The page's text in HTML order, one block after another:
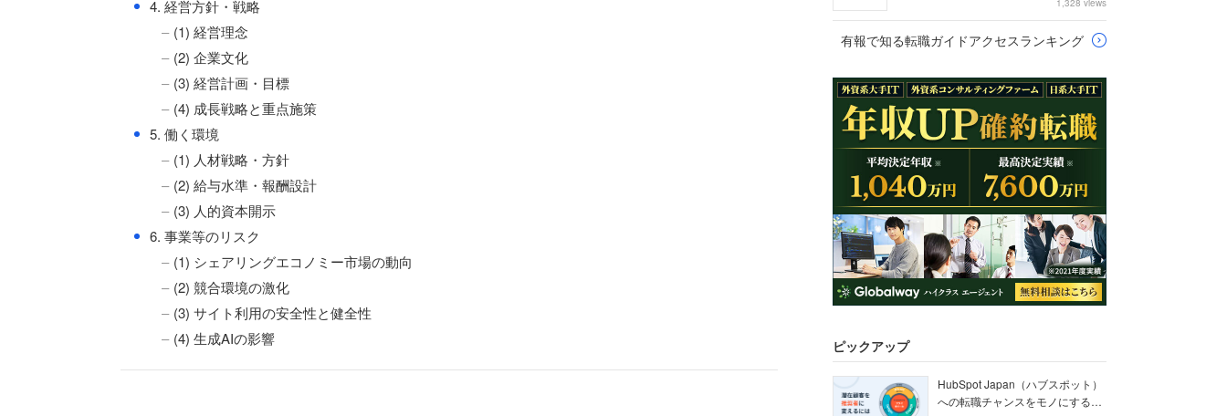
● 4. 経営方針・戦略
(1) 経営理念
(2) 企業文化
(3) 経営計画・目標
(4) 成長戦略と重点施策
● 5. 働く環境
(1) 人材戦略・方針
(2) 給与水準・報酬設計
(3) 人的資本開示
● 6. 事業等のリスク
(1) シェアリングエコノミー市場の動向
(2) 競合環境の激化
(3) サイト利用の安全性と健全性
(4) 生成AIの影響
1,328 views
有報で知る転職ガイドアクセスランキング
ピックアップ
HubSpot Japan（ハブスポット）
への転職チャンスをモノにする